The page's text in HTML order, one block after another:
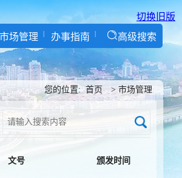
切换旧版
市场管理 办事指南 高级搜索
您的位置:首页 > 市场管理
文号 颁发时间